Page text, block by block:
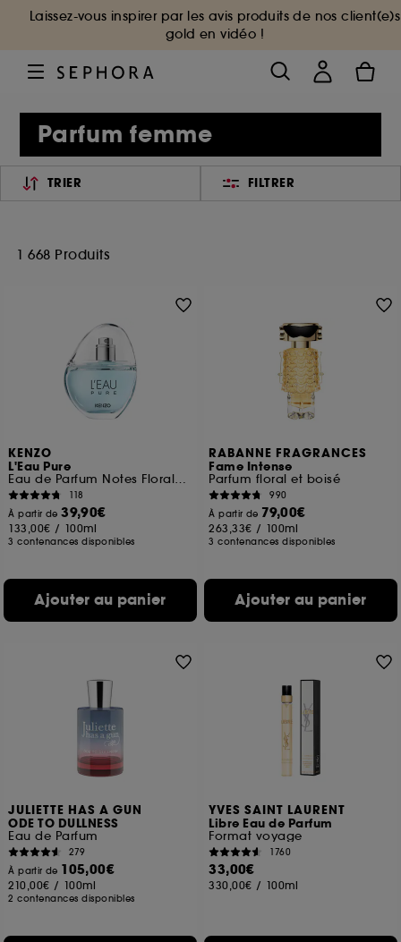
Laissez-vous inspirer par les avis produits de nos client(e)s
gold en vidéo !
Parfum femme
TRIER FILTRER
1 668 Produits
KENZO
L'Eau Pure
Eau de Parfum Notes Florales Boisées Aquatiques
118
À partir de39,90€
133,00€ / 100ml
3 contenances disponibles
Ajouter au panier
RABANNE FRAGRANCES
Fame Intense
Parfum floral et boisé
990
À partir de 79,00€
263,33€ / 100ml
3 contenances disponibles
Ajouter au panier
JULIETTE HAS A GUN
ODE TO DULLNESS
Eau de Parfum
279
À partir de 105,00€
210,00€ / 100ml
2 contenances disponibles
YVES SAINT LAURENT
Libre Eau de Parfum
Format voyage
1760
33,00€
330,00€ / 100ml